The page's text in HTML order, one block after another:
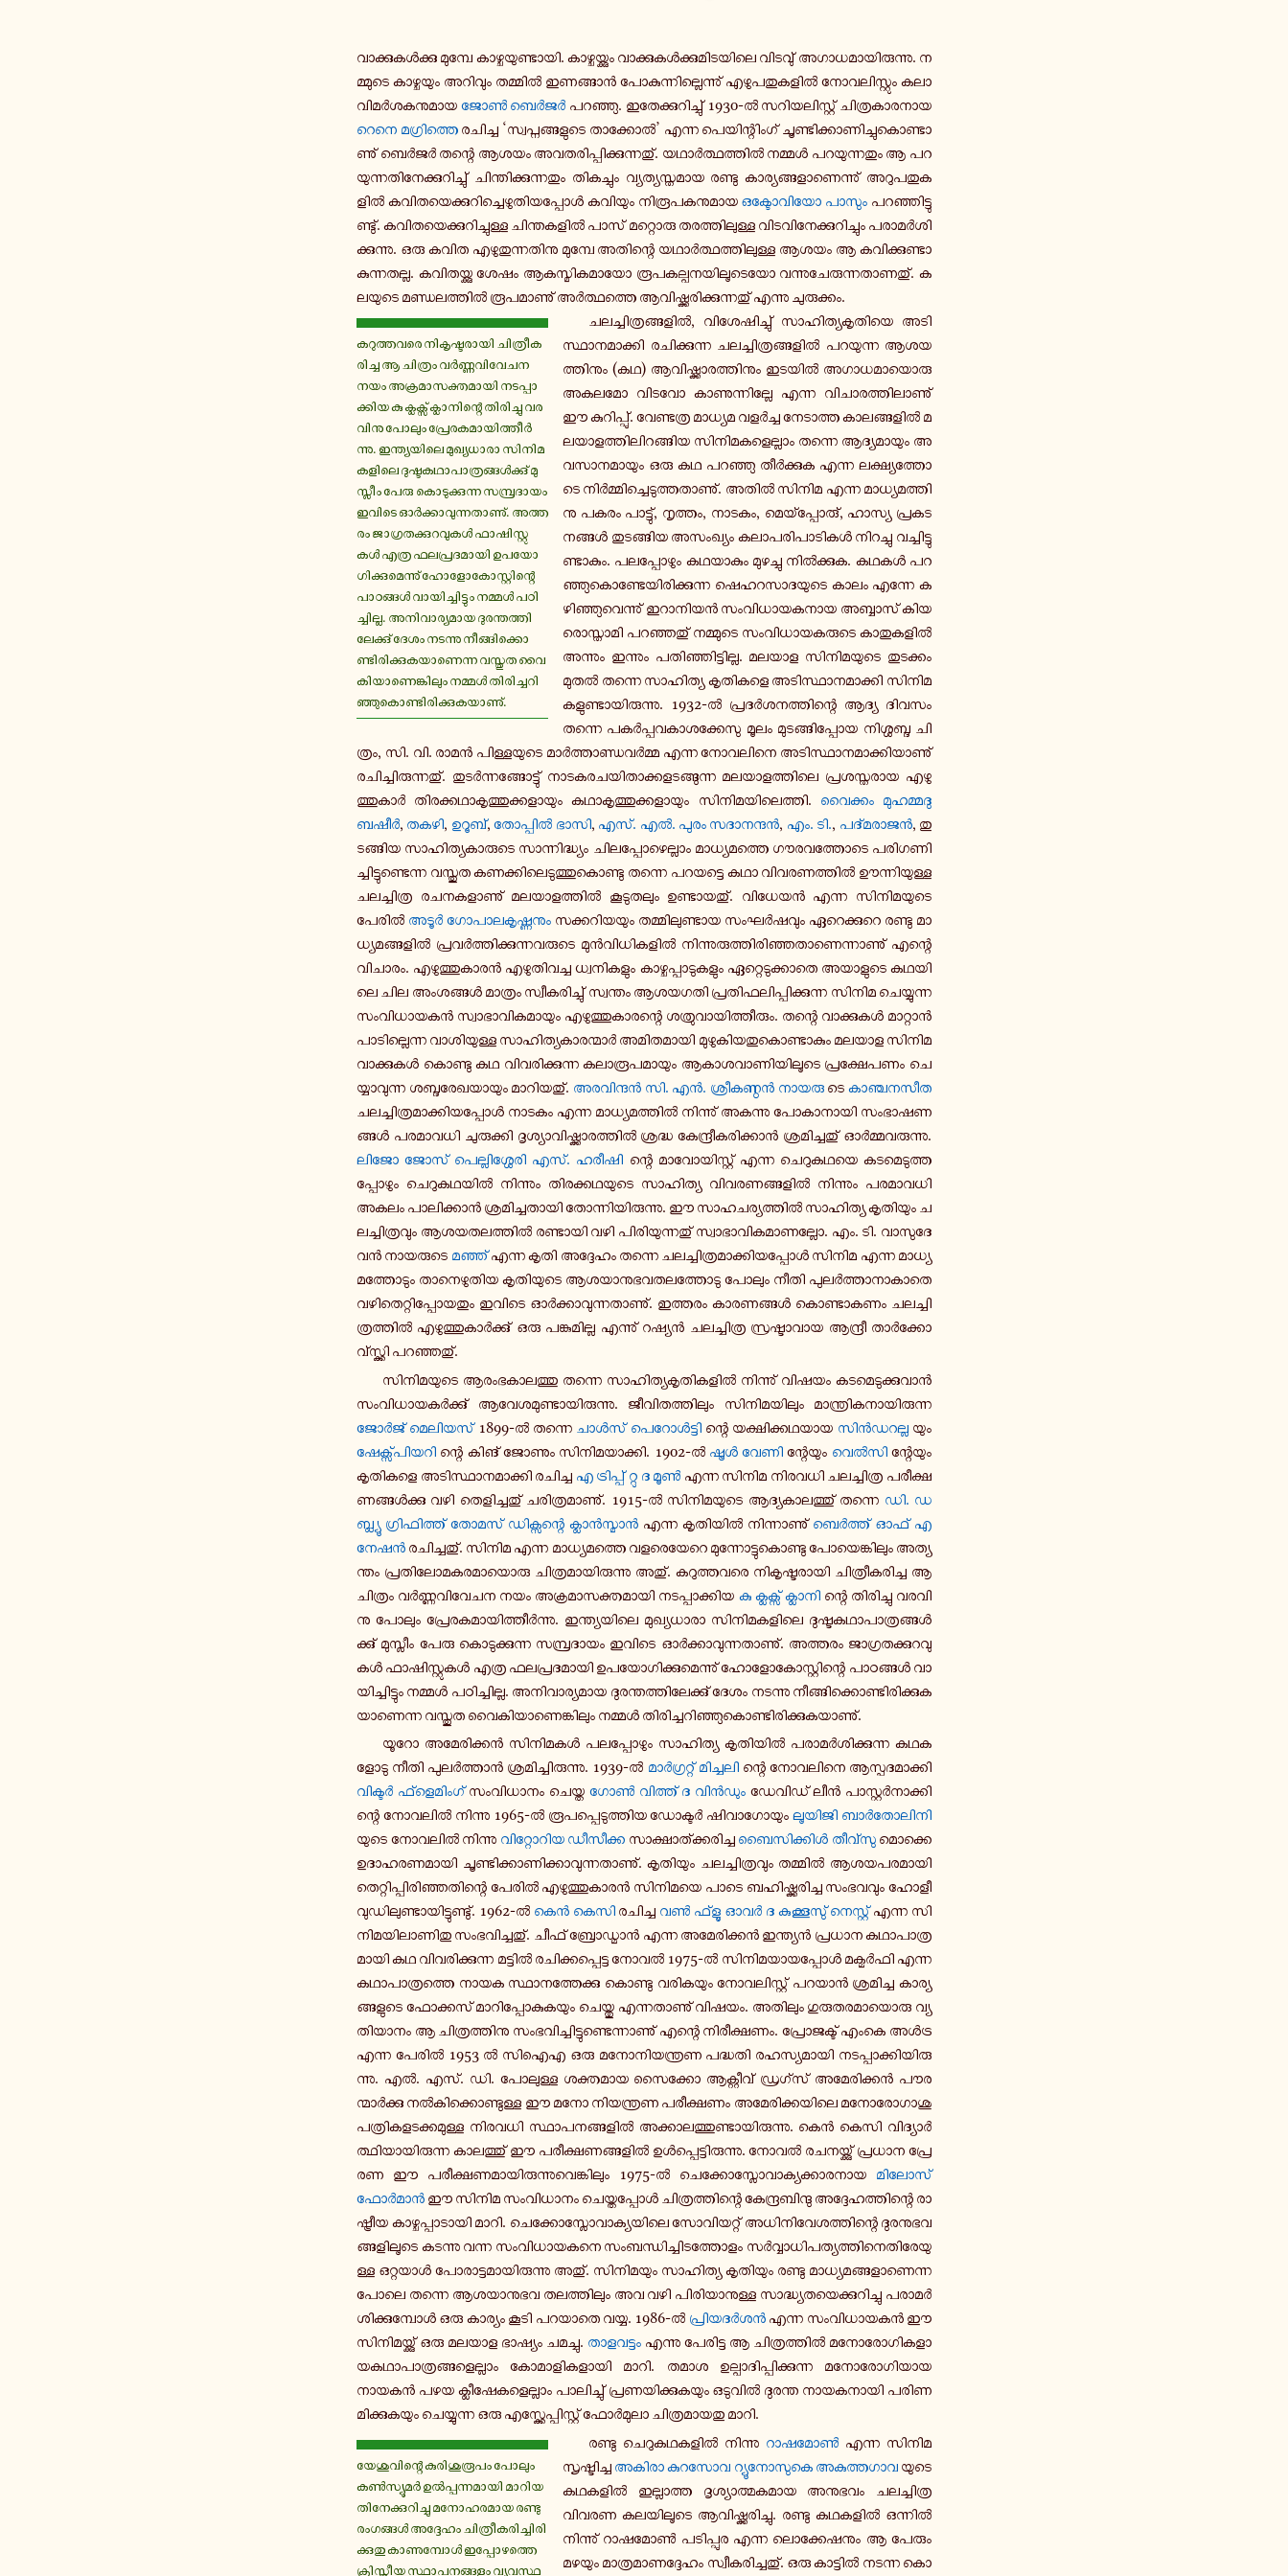
വാ­ക്കു­കൾ­ക്കു മു­മ്പേ കാ­ഴ്ച­യു­ണ്ടാ­യി. കാ­ഴ്ച­യ്ക്കും വാ­ക്കു­കൾ­ക്കു­മി­ട­യി­ലെ വി­ട­വു് അ­ഗാ­ധ­മാ­യി­രു­ന്നു. ന­
മ്മു­ടെ കാ­ഴ്ച­യും അ­റി­വും ത­മ്മിൽ ഇ­ണ­ങ്ങാൻ പോ­കു­ന്നി­ല്ലെ­ന്നു് എ­ഴു­പ­തു­ക­ളിൽ നോ­വ­ലി­സ്റ്റും ക­ലാ­
വി­മർ­ശ­ക­നു­മാ­യ ജോൺ ബെർജർ പ­റ­ഞ്ഞു. ഇ­തേ­ക്കു­റി­ച്ചു് 1930-ൽ സ­റി­യ­ലി­സ്റ്റ് ചി­ത്ര­കാ­ര­നാ­യ
റെനെ മ­ഗ്രി­ത്തെര­ചി­ച്ച ‘സ്വ­പ്ന­ങ്ങ­ളു­ടെ താ­ക്കോൽ’ എന്ന പെ­യി­ന്റിം­ഗ് ചൂ­ണ്ടി­ക്കാ­ണി­ച്ചു­കൊ­ണ്ടാ­
ണു് ബെർജർ തന്റെ ആശയം അ­വ­ത­രി­പ്പി­ക്കു­ന്ന­തു്. യ­ഥാർ­ത്ഥ­ത്തിൽ നമ്മൾ പ­റ­യു­ന്ന­തും ആ പ­റ­
യു­ന്ന­തി­നേ­ക്കു­റി­ച്ചു് ചി­ന്തി­ക്കു­ന്ന­തും തി­ക­ച്ചും വ്യ­ത്യ­സ്ത­മാ­യ രണ്ടു കാ­ര്യ­ങ്ങ­ളാ­ണെ­ന്നു് അ­റു­പ­തു­ക­
ളിൽ ക­വി­ത­യെ­ക്കു­റി­ച്ചെ­ഴു­തി­യ­പ്പോൾ ക­വി­യും നി­രൂ­പ­ക­നു­മാ­യ ഒ­ക്ടോ­വി­യോ പാസും പ­റ­ഞ്ഞി­ട്ടു­
ണ്ടു്. ക­വി­ത­യെ­ക്കു­റി­ച്ചു­ള്ള ചി­ന്ത­ക­ളിൽ പാസ് മ­റ്റൊ­രു ത­ര­ത്തി­ലു­ള്ള വി­ട­വി­നേ­ക്കു­റി­ച്ചും പ­രാ­മർ­ശി­
ക്കു­ന്നു. ഒരു കവിത എ­ഴു­തു­ന്ന­തി­നു മു­മ്പേ അ­തി­ന്റെ യ­ഥാർ­ത്ഥ­ത്തി­ലു­ള്ള ആശയം ആ ക­വി­ക്കു­ണ്ടാ­
കു­ന്ന­ത­ല്ല. ക­വി­ത­യ്ക്കു ശേഷം ആ­ക­സ്മി­ക­മാ­യോ രൂ­പ­ക­ല്പ­ന­യി­ലൂ­ടെ­യോ വ­ന്നു­ചേ­രു­ന്ന­താ­ണ­തു്. ക­
ല­യു­ടെ മ­ണ്ഡ­ല­ത്തിൽ രൂ­പ­മാ­ണു് അർ­ത്ഥ­ത്തെ ആ­വി­ഷ്ക്ക­രി­ക്കു­ന്ന­തു് എന്നു ചു­രു­ക്കം.
ക­റു­ത്ത­വ­രെ നി­കൃ­ഷ്ട­രാ­യി ചി­ത്രീ­ക­
രി­ച്ച ആ ചി­ത്രം വർ­ണ്ണ­വി­വേ­ച­ന
നയം അ­ക്ര­മാ­സ­ക്ത­മാ­യി ന­ട­പ്പാ­
ക്കി­യ കു ക്ല­ക്സ് ക്ലാ­നി­ന്റെ തി­രി­ച്ചു വ­ര­
വി­നു പോലും പ്രേ­ര­ക­മാ­യി­ത്തീർ­
ന്നു. ഇ­ന്ത്യ­യി­ലെ മു­ഖ്യ­ധാ­രാ സി­നി­മ­
ക­ളി­ലെ ദു­ഷ്ട­ക­ഥാ­പാ­ത്ര­ങ്ങൾ­ക്കു് മു­
സ്ലീം പേരു കൊ­ടു­ക്കു­ന്ന സ­മ്പ്ര­ദാ­യം
ഇവിടെ ഓർ­ക്കാ­വു­ന്ന­താ­ണു്. അ­ത്ത­
രം ജാ­ഗ്ര­ത­ക്കു­റ­വു­കൾ ഫാ­ഷി­സ്റ്റു­
കൾ എത്ര ഫ­ല­പ്ര­ദ­മാ­യി ഉ­പ­യോ­
ഗി­ക്കു­മെ­ന്നു് ഹോ­ളോ­കോ­സ്റ്റി­ന്റെ
പാ­ഠ­ങ്ങൾ വാ­യി­ച്ചി­ട്ടും നമ്മൾ പ­ഠി­
ച്ചി­ല്ല. അ­നി­വാ­ര്യ­മാ­യ ദു­ര­ന്ത­ത്തി­
ലേ­ക്കു് ദേശം ന­ട­ന്നു നീ­ങ്ങി­ക്കൊ­
ണ്ടി­രി­ക്കു­ക­യാ­ണെ­ന്ന വ­സ്തു­ത വൈ­
കി­യാ­ണെ­ങ്കി­ലും നമ്മൾ തി­രി­ച്ച­റി­
ഞ്ഞു­കൊ­ണ്ടി­രി­ക്കു­ക­യാ­ണു്.
ച­ല­ച്ചി­ത്ര­ങ്ങ­ളിൽ, വി­ശേ­ഷി­ച്ചു് സാ­ഹി­ത്യ­കൃ­തി­യെ അ­ടി­
സ്ഥാ­ന­മാ­ക്കി ര­ചി­ക്കു­ന്ന ച­ല­ച്ചി­ത്ര­ങ്ങ­ളിൽ പ­റ­യു­ന്ന ആ­ശ­യ­
ത്തി­നും (കഥ) ആ­വി­ഷ്ക്കാ­ര­ത്തി­നും ഇടയിൽ അ­ഗാ­ധ­മാ­യൊ­രു
അകലമോ വിടവോ കാ­ണു­ന്നി­ല്ലേ എന്ന വി­ചാ­ര­ത്തി­ലാ­ണു്
ഈ കു­റി­പ്പു്. വേ­ണ്ട­ത്ര മാ­ധ്യ­മ വ­ളർ­ച്ച നേ­ടാ­ത്ത കാ­ല­ങ്ങ­ളിൽ മ­
ല­യാ­ള­ത്തി­ലി­റ­ങ്ങി­യ സി­നി­മ­ക­ളെ­ല്ലാം തന്നെ ആ­ദ്യ­മാ­യും അ­
വ­സാ­ന­മാ­യും ഒരു കഥ പ­റ­ഞ്ഞു തീർ­ക്കു­ക എന്ന ല­ക്ഷ്യ­ത്തോ­
ടെ നിർ­മ്മി­ച്ചെ­ടു­ത്ത­താ­ണു്. അതിൽ സിനിമ എന്ന മാ­ധ്യ­മ­ത്തി­
നു പകരം പാ­ട്ടു്, നൃ­ത്തം, നാടകം, മെ­യ്പ്പോ­രു്, ഹാസ്യ പ്ര­ക­ട­
ന­ങ്ങൾ തു­ട­ങ്ങി­യ അ­സം­ഖ്യം ക­ലാ­പ­രി­പാ­ടി­കൾ നി­റ­ച്ചു വ­ച്ചി­ട്ടു­
ണ്ടാ­കും. പ­ല­പ്പോ­ഴും ക­ഥ­യാ­കും മു­ഴ­ച്ചു നിൽ­ക്കു­ക. കഥകൾ പ­റ­
ഞ്ഞു­കൊ­ണ്ടേ­യി­രി­ക്കു­ന്ന ഷെ­ഹ­റ­സാ­ദ­യു­ടെ കാലം എന്നേ ക­
ഴി­ഞ്ഞു­വെ­ന്നു് ഇ­റാ­നി­യൻ സം­വി­ധാ­യ­ക­നാ­യ അ­ബ്ബാ­സ് കി­യ­
രൊ­സ്താ­മി പ­റ­ഞ്ഞ­തു് ന­മ്മു­ടെ സം­വി­ധാ­യ­ക­രു­ടെ കാ­തു­ക­ളിൽ
അ­ന്നും ഇ­ന്നും പ­തി­ഞ്ഞി­ട്ടി­ല്ല. മലയാള സി­നി­മ­യു­ടെ തു­ട­ക്കം
മുതൽ തന്നെ സാ­ഹി­ത്യ കൃ­തി­ക­ളെ അ­ടി­സ്ഥാ­ന­മാ­ക്കി സി­നി­മ­
ക­ളു­ണ്ടാ­യി­രു­ന്നു. 1932-ൽ പ്ര­ദർ­ശ­ന­ത്തി­ന്റെ ആദ്യ ദിവസം
തന്നെ പ­കർ­പ്പ­വ­കാ­ശ­ക്കേ­സു മൂലം മു­ട­ങ്ങി­പ്പോ­യ നി­ശ്ശ­ബ്ദ ചി­
ത്രം, സി. വി. രാമൻ പി­ള്ള­യു­ടെ മാർ­ത്താ­ണ്ഡ­വർ­മ്മ എന്ന നോ­വ­ലി­നെ അ­ടി­സ്ഥാ­ന­മാ­ക്കി­യാ­ണു്
ര­ചി­ച്ചി­രു­ന്ന­തു്. തു­ടർ­ന്ന­ങ്ങോ­ട്ടു് നാ­ട­ക­ര­ച­യി­താ­ക്ക­ള­ട­ങ്ങു­ന്ന മ­ല­യാ­ള­ത്തി­ലെ പ്ര­ശ­സ്ത­രാ­യ എ­ഴു­
ത്തു­കാർ തി­ര­ക്ക­ഥാ­കൃ­ത്തു­ക്ക­ളാ­യും ക­ഥാ­കൃ­ത്തു­ക്ക­ളാ­യും സി­നി­മ­യി­ലെ­ത്തി. വൈ­ക്കം മു­ഹ­മ്മ­ദു
ബഷീർ, തകഴി, ഉറൂബ്,തോ­പ്പിൽ ഭാസി, എസ്. എൽ. പുരം സ­ദാ­ന­ന്ദൻ, എം. ടി., പ­ദ്മ­രാ­ജൻ, തു­
ട­ങ്ങി­യ സാ­ഹി­ത്യ­കാ­രു­ടെ സാ­ന്നി­ദ്ധ്യം ചി­ല­പ്പോ­ഴെ­ല്ലാം മാ­ധ്യ­മ­ത്തെ ഗൗ­ര­വ­ത്തോ­ടെ പ­രി­ഗ­ണി­
ച്ചി­ട്ടു­ണ്ടെ­ന്ന വ­സ്തു­ത ക­ണ­ക്കി­ലെ­ടു­ത്തു­കൊ­ണ്ടു തന്നെ പ­റ­യ­ട്ടെ കഥാ വി­വ­ര­ണ­ത്തിൽ ഊ­ന്നി­യു­ള്ള
ച­ല­ച്ചി­ത്ര ര­ച­ന­ക­ളാ­ണു് മ­ല­യാ­ള­ത്തിൽ കൂ­ടു­ത­ലും ഉ­ണ്ടാ­യ­തു്. വി­ധേ­യൻ എന്ന സി­നി­മ­യു­ടെ
പേരിൽ അടൂർ ഗോ­പാ­ല­കൃ­ഷ്ണ­നും സ­ക്ക­റി­യ­യും ത­മ്മി­ലു­ണ്ടാ­യ സം­ഘർ­ഷ­വും ഏ­റെ­ക്കു­റെ രണ്ടു മാ­
ധ്യ­മ­ങ്ങ­ളിൽ പ്ര­വർ­ത്തി­ക്കു­ന്ന­വ­രു­ടെ മുൻ­വി­ധി­ക­ളിൽ നി­ന്നു­രു­ത്തി­രി­ഞ്ഞ­താ­ണെ­ന്നാ­ണു് എന്റെ
വി­ചാ­രം. എ­ഴു­ത്തു­കാ­രൻ എ­ഴു­തി­വ­ച്ച ധ്വ­നി­ക­ളും കാ­ഴ്ച­പ്പാ­ടു­ക­ളും ഏ­റ്റെ­ടു­ക്കാ­തെ അ­യാ­ളു­ടെ ക­ഥ­യി­
ലെ ചില അം­ശ­ങ്ങൾ മാ­ത്രം സ്വീ­ക­രി­ച്ചു് സ്വ­ന്തം ആ­ശ­യ­ഗ­തി പ്ര­തി­ഫ­ലി­പ്പി­ക്കു­ന്ന സിനിമ ചെ­യ്യു­ന്ന
സം­വി­ധാ­യ­കൻ സ്വാ­ഭാ­വി­ക­മാ­യും എ­ഴു­ത്തു­കാ­ര­ന്റെ ശ­ത്രു­വാ­യി­ത്തീ­രും. തന്റെ വാ­ക്കു­കൾ മാ­റ്റാൻ
പാ­ടി­ല്ലെ­ന്ന വാ­ശി­യു­ള്ള സാ­ഹി­ത്യ­കാ­ര­ന്മാർ അ­മി­ത­മാ­യി മു­ഴു­കി­യ­തു­കൊ­ണ്ടാ­കും മലയാള സിനിമ
വാ­ക്കു­കൾ കൊ­ണ്ടു കഥ വി­വ­രി­ക്കു­ന്ന ക­ലാ­രൂ­പ­മാ­യും ആ­കാ­ശ­വാ­ണി­യി­ലൂ­ടെ പ്ര­ക്ഷേ­പ­ണം ചെ­
യ്യാ­വു­ന്ന ശ­ബ്ദ­രേ­ഖ­യാ­യും മാ­റി­യ­തു്. അ­ര­വി­ന്ദൻ സി. എൻ. ശ്രീ­ക­ണ്ഠൻ നായരുടെകാ­ഞ്ച­ന­സീ­ത
ച­ല­ച്ചി­ത്ര­മാ­ക്കി­യ­പ്പോൾ നാടകം എന്ന മാ­ധ്യ­മ­ത്തിൽ നി­ന്നു് അ­ക­ന്നു പോ­കാ­നാ­യി സം­ഭാ­ഷ­ണ­
ങ്ങൾ പ­ര­മാ­വ­ധി ചു­രു­ക്കി ദൃ­ശ്യാ­വി­ഷ്ക്കാ­ര­ത്തിൽ ശ്ര­ദ്ധ കേ­ന്ദ്രീ­ക­രി­ക്കാൻ ശ്ര­മി­ച്ച­തു് ഓർ­മ്മ­വ­രു­ന്നു.
ലിജോ ജോസ് പെ­ല്ലി­ശ്ശേ­രി എസ്. ഹരീഷി ന്റെ മാ­വോ­യി­സ്റ്റ് എന്ന ചെ­റു­ക­ഥ­യെ ക­ട­മെ­ടു­ത്ത­
പ്പോ­ഴും ചെ­റു­ക­ഥ­യിൽ നി­ന്നും തി­ര­ക്ക­ഥ­യു­ടെ സാ­ഹി­ത്യ വി­വ­ര­ണ­ങ്ങ­ളിൽ നി­ന്നും പ­ര­മാ­വ­ധി
അകലം പാ­ലി­ക്കാൻ ശ്ര­മി­ച്ച­താ­യി തോ­ന്നി­യി­രു­ന്നു. ഈ സാ­ഹ­ച­ര്യ­ത്തിൽ സാ­ഹി­ത്യ കൃ­തി­യും ച­
ല­ച്ചി­ത്ര­വും ആ­ശ­യ­ത­ല­ത്തിൽ ര­ണ്ടാ­യി വഴി പി­രി­യു­ന്ന­തു് സ്വാ­ഭാ­വി­ക­മാ­ണ­ല്ലോ. എം. ടി. വാ­സു­ദേ­
വൻ നാ­യ­രു­ടെ മഞ്ഞ്എന്ന കൃതി അ­ദ്ദേ­ഹം തന്നെ ച­ല­ച്ചി­ത്ര­മാ­ക്കി­യ­പ്പോൾ സിനിമ എന്ന മാ­ധ്യ­
മ­ത്തോ­ടും താ­നെ­ഴു­തി­യ കൃ­തി­യു­ടെ ആ­ശ­യാ­നു­ഭ­വ­ത­ല­ത്തോ­ടു പോലും നീതി പു­ലർ­ത്താ­നാ­കാ­തെ
വ­ഴി­തെ­റ്റി­പ്പോ­യ­തും ഇവിടെ ഓർ­ക്കാ­വു­ന്ന­താ­ണു്. ഇ­ത്ത­രം കാ­ര­ണ­ങ്ങൾ കൊ­ണ്ടാ­ക­ണം ച­ല­ച്ചി­
ത്ര­ത്തിൽ എ­ഴു­ത്തു­കാർ­ക്കു് ഒരു പ­ങ്കു­മി­ല്ല എ­ന്നു് റഷ്യൻ ച­ല­ച്ചി­ത്ര സ്ര­ഷ്ടാ­വാ­യ ആ­ന്ദ്രീ താർ­ക്കോ­
വ്സ്ക്കി പ­റ­ഞ്ഞ­തു്.
സി­നി­മ­യു­ടെ ആ­രം­ഭ­കാ­ല­ത്തു തന്നെ സാ­ഹി­ത്യ­കൃ­തി­ക­ളിൽ നി­ന്നു് വിഷയം ക­ട­മെ­ടു­ക്കു­വാൻ
സം­വി­ധാ­യ­കർ­ക്കു് ആ­വേ­ശ­മു­ണ്ടാ­യി­രു­ന്നു. ജീ­വി­ത­ത്തി­ലും സി­നി­മ­യി­ലും മാ­ന്ത്രി­ക­നാ­യി­രു­ന്ന
ജോർജ് മെ­ലി­യ­സ്1899-ൽ തന്നെ ചാൾസ് പെ­റോൾ­ട്ടിന്റെ യ­ക്ഷി­ക്ക­ഥ­യാ­യ സിൻ­ഡ­റ­ല്ലയും
ഷേ­ക്സ്പി­യ­റി ന്റെ കിങ് ജോണും സി­നി­മ­യാ­ക്കി. 1902-ൽ ഷൂൾ വേണി ന്റേ­യും വെൽസിന്റേ­യും
കൃ­തി­ക­ളെ അ­ടി­സ്ഥാ­ന­മാ­ക്കി ര­ചി­ച്ച എ ട്രി­പ്പ് റ്റു ദ മൂൺ എന്ന സിനിമ നി­ര­വ­ധി ച­ല­ച്ചി­ത്ര പ­രീ­ക്ഷ­
ണ­ങ്ങൾ­ക്കു വഴി തെ­ളി­ച്ച­തു് ച­രി­ത്ര­മാ­ണു്. 1915-ൽ സി­നി­മ­യു­ടെ ആ­ദ്യ­കാ­ല­ത്തു് തന്നെ ഡി. ഡ­
ബ്ല്യൂ ഗ്രി­ഫി­ത്ത് തോമസ് ഡി­ക്സ­ന്റെ ക്ലാൻ­സ്മാൻ എന്ന കൃ­തി­യിൽ നി­ന്നാ­ണു് ബെർ­ത്ത് ഓഫ് എ
നേഷൻ ര­ചി­ച്ച­തു്. സിനിമ എന്ന മാ­ധ്യ­മ­ത്തെ വ­ള­രെ­യേ­റെ മു­ന്നോ­ട്ടു­കൊ­ണ്ടു പോ­യെ­ങ്കി­ലും അ­ത്യ­
ന്തം പ്ര­തി­ലോ­മ­ക­ര­മാ­യൊ­രു ചി­ത്ര­മാ­യി­രു­ന്നു അതു്. ക­റു­ത്ത­വ­രെ നി­കൃ­ഷ്ട­രാ­യി ചി­ത്രീ­ക­രി­ച്ച ആ
ചി­ത്രം വർ­ണ്ണ­വി­വേ­ച­ന നയം അ­ക്ര­മാ­സ­ക്ത­മാ­യി ന­ട­പ്പാ­ക്കി­യ കു ക്ല­ക്സ് ക്ലാ­നിന്റെ തി­രി­ച്ചു വ­ര­വി­
നു പോലും പ്രേ­ര­ക­മാ­യി­ത്തീർ­ന്നു. ഇ­ന്ത്യ­യി­ലെ മു­ഖ്യ­ധാ­രാ സി­നി­മ­ക­ളി­ലെ ദു­ഷ്ട­ക­ഥാ­പാ­ത്ര­ങ്ങൾ­
ക്കു് മു­സ്ലീം പേരു കൊ­ടു­ക്കു­ന്ന സ­മ്പ്ര­ദാ­യം ഇവിടെ ഓർ­ക്കാ­വു­ന്ന­താ­ണു്. അ­ത്ത­രം ജാ­ഗ്ര­ത­ക്കു­റ­വു­
കൾ ഫാ­ഷി­സ്റ്റു­കൾ എത്ര ഫ­ല­പ്ര­ദ­മാ­യി ഉ­പ­യോ­ഗി­ക്കു­മെ­ന്നു് ഹോ­ളോ­കോ­സ്റ്റി­ന്റെ പാ­ഠ­ങ്ങൾ വാ­
യി­ച്ചി­ട്ടും നമ്മൾ പ­ഠി­ച്ചി­ല്ല. അ­നി­വാ­ര്യ­മാ­യ ദു­ര­ന്ത­ത്തി­ലേ­ക്കു് ദേശം ന­ട­ന്നു നീ­ങ്ങി­ക്കൊ­ണ്ടി­രി­ക്കു­ക­
യാ­ണെ­ന്ന വ­സ്തു­ത വൈ­കി­യാ­ണെ­ങ്കി­ലും നമ്മൾ തി­രി­ച്ച­റി­ഞ്ഞു­കൊ­ണ്ടി­രി­ക്കു­ക­യാ­ണു്.
യൂറോ അ­മേ­രി­ക്കൻ സി­നി­മ­കൾ പ­ല­പ്പോ­ഴും സാ­ഹി­ത്യ കൃ­തി­യിൽ പ­രാ­മർ­ശി­ക്കു­ന്ന ക­ഥ­ക­
ളോ­ടു നീതി പു­ലർ­ത്താൻ ശ്ര­മി­ച്ചി­രു­ന്നു. 1939-ൽ മാർ­ഗ്ര­റ്റ് മി­ച്ച­ലിന്റെ നോ­വ­ലി­നെ ആ­സ്പ­ദ­മാ­ക്കി
വി­ക്ടർ ഫ്ളെ­മിം­ഗ്സം­വി­ധാ­നം ചെയ്ത ഗോൺ വി­ത്ത് ദ വിൻ­ഡുംഡേ­വി­ഡ് ലീൻ പാ­സ്റ്റർ­നാ­ക്കി­
ന്റെ നോ­വ­ലിൽ നി­ന്നു 1965-ൽ രൂ­പ­പ്പെ­ടു­ത്തി­യ ഡോ­ക്ടർ ഷി­വാ­ഗോ­യുംലൂ­യി­ജി ബാർ­തോ­ലി­നി
യുടെ നോ­വ­ലിൽ നി­ന്നു വി­റ്റോ­റി­യ ഡീ­സീ­ക്ക സാ­ക്ഷാ­ത്ക്ക­രി­ച്ച ബൈ­സി­ക്കിൾ തീ­വ്സുമൊ­ക്കെ
ഉ­ദാ­ഹ­ര­ണ­മാ­യി ചൂ­ണ്ടി­ക്കാ­ണി­ക്കാ­വു­ന്ന­താ­ണു്. കൃ­തി­യും ച­ല­ച്ചി­ത്ര­വും ത­മ്മിൽ ആ­ശ­യ­പ­ര­മാ­യി
തെ­റ്റി­പ്പി­രി­ഞ്ഞ­തി­ന്റെ പേരിൽ എ­ഴു­ത്തു­കാ­രൻ സി­നി­മ­യെ പാടെ ബ­ഹി­ഷ്ക്ക­രി­ച്ച സം­ഭ­വ­വും ഹോ­ളീ­
വു­ഡി­ലു­ണ്ടാ­യി­ട്ടു­ണ്ടു്. 1962-ൽ കെൻ കെസിര­ചി­ച്ച വൺ ഫ്ളൂ ഓവർ ദ കു­ക്കൂ­സു് നെ­സ്റ്റ്എന്ന സി­
നി­മ­യി­ലാ­ണി­തു സം­ഭ­വി­ച്ച­തു്. ചീഫ് ബ്രോ­ഡ്മാൻ എന്ന അ­മേ­രി­ക്കൻ ഇ­ന്ത്യൻ പ്ര­ധാ­ന ക­ഥാ­പാ­ത്ര­
മാ­യി കഥ വി­വ­രി­ക്കു­ന്ന മ­ട്ടിൽ ര­ചി­ക്ക­പ്പെ­ട്ട നോവൽ 1975-ൽ സി­നി­മ­യാ­യ­പ്പോൾ മ­ക്മർ­ഫി എന്ന
ക­ഥാ­പാ­ത്ര­ത്തെ നായക സ്ഥാ­ന­ത്തേ­ക്കു കൊ­ണ്ടു വ­രി­ക­യും നോ­വ­ലി­സ്റ്റ് പറയാൻ ശ്ര­മി­ച്ച കാ­ര്യ­
ങ്ങ­ളു­ടെ ഫോ­ക്ക­സ് മാ­റി­പ്പോ­കു­ക­യും ചെ­യ്തു എ­ന്ന­താ­ണു് വിഷയം. അ­തി­ലും ഗു­രു­ത­ര­മാ­യൊ­രു വ്യ­
തി­യാ­നം ആ ചി­ത്ര­ത്തി­നു സം­ഭ­വി­ച്ചി­ട്ടു­ണ്ടെ­ന്നാ­ണു് എന്റെ നി­രീ­ക്ഷ­ണം. പ്രോ­ജ­ക്ട് എംകെ അൾട്ര
എന്ന പേരിൽ 1953 ൽ സിഐഎ ഒരു മ­നോ­നി­യ­ന്ത്ര­ണ പ­ദ്ധ­തി ര­ഹ­സ്യ­മാ­യി ന­ട­പ്പാ­ക്കി­യി­രു­
ന്നു. എൽ. എസ്. ഡി. പോ­ലു­ള്ള ശ­ക്ത­മാ­യ സൈ­ക്കോ ആ­ക്റ്റീ­വ് ഡ്ര­ഗ്സ് അ­മേ­രി­ക്കൻ പൗ­ര­
ന്മാർ­ക്കു നൽ­കി­ക്കൊ­ണ്ടു­ള്ള ഈ മനോ നി­യ­ന്ത്ര­ണ പ­രീ­ക്ഷ­ണം അ­മേ­രി­ക്ക­യി­ലെ മ­നോ­രോ­ഗാ­ശു­
പ­ത്രി­ക­ള­ട­ക്ക­മു­ള്ള നി­ര­വ­ധി സ്ഥാ­പ­ന­ങ്ങ­ളിൽ അ­ക്കാ­ല­ത്തു­ണ്ടാ­യി­രു­ന്നു. കെൻ കെസി വി­ദ്യാർ­
ത്ഥി­യാ­യി­രു­ന്ന കാ­ല­ത്തു് ഈ പ­രീ­ക്ഷ­ണ­ങ്ങ­ളിൽ ഉൾ­പ്പെ­ട്ടി­രു­ന്നു. നോവൽ ര­ച­ന­യ്ക്കു് പ്ര­ധാ­ന പ്രേ­
ര­ണ ഈ പ­രീ­ക്ഷ­ണ­മാ­യി­രു­ന്നു­വെ­ങ്കി­ലും 1975-ൽ ചെ­ക്കോ­സ്ലോ­വാ­ക്യ­ക്കാ­ര­നാ­യ മി­ലോ­സ്
ഫോർ­മാൻ ഈ സിനിമ സം­വി­ധാ­നം ചെ­യ്ത­പ്പോൾ ചി­ത്ര­ത്തി­ന്റെ കേ­ന്ദ്ര­ബി­ന്ദു അ­ദ്ദേ­ഹ­ത്തി­ന്റെ രാ­
ഷ്ട്രീ­യ കാ­ഴ്ച­പ്പാ­ടാ­യി മാറി. ചെ­ക്കോ­സ്ലോ­വാ­ക്യ­യി­ലെ സോ­വി­യ­റ്റ് അ­ധി­നി­വേ­ശ­ത്തി­ന്റെ ദു­ര­നു­ഭ­വ­
ങ്ങ­ളി­ലൂ­ടെ ക­ട­ന്നു വന്ന സം­വി­ധാ­യ­ക­നെ സം­ബ­ന്ധി­ച്ചി­ട­ത്തോ­ളം സർ­വ്വാ­ധി­പ­ത്യ­ത്തി­നെ­തി­രേ­യു­
ള്ള ഒ­റ്റ­യാൾ പോ­രാ­ട്ട­മാ­യി­രു­ന്നു അതു്. സി­നി­മ­യും സാ­ഹി­ത്യ കൃ­തി­യും രണ്ടു മാ­ധ്യ­മ­ങ്ങ­ളാ­ണെ­ന്ന
പോലെ തന്നെ ആ­ശ­യാ­നു­ഭ­വ ത­ല­ത്തി­ലും അവ വഴി പി­രി­യാ­നു­ള്ള സാ­ദ്ധ്യ­ത­യെ­ക്കു­റി­ച്ചു പ­രാ­മർ­
ശി­ക്കു­മ്പോൾ ഒരു കാ­ര്യം കൂടി പ­റ­യാ­തെ വയ്യ. 1986-ൽ പ്രി­യ­ദർ­ശൻഎന്ന സം­വി­ധാ­യ­കൻ ഈ
സി­നി­മ­യ്ക്കു് ഒരു മലയാള ഭാ­ഷ്യം ച­മ­ച്ചു. താ­ള­വ­ട്ടം എന്നു പേ­രി­ട്ട ആ ചി­ത്ര­ത്തിൽ മ­നോ­രോ­ഗി­ക­ളാ­
യ­ക­ഥാ­പാ­ത്ര­ങ്ങ­ളെ­ല്ലാം കോ­മാ­ളി­ക­ളാ­യി മാറി. തമാശ ഉ­ല്പാ­ദി­പ്പി­ക്കു­ന്ന മ­നോ­രോ­ഗി­യാ­യ
നായകൻ പഴയ ക്ലീ­ഷേ­ക­ളെ­ല്ലാം പാ­ലി­ച്ചു് പ്ര­ണ­യി­ക്കു­ക­യും ഒ­ടു­വിൽ ദു­ര­ന്ത നാ­യ­ക­നാ­യി പ­രി­ണ­
മി­ക്കു­ക­യും ചെ­യ്യു­ന്ന ഒരു എ­സ്ക്കേ­പ്പി­സ്റ്റ് ഫോർ­മു­ലാ ചി­ത്ര­മാ­യ­തു മാറി.
യേ­ശു­വി­ന്റെ കു­രി­ശു­രൂ­പം പോലും
കൺ­സ്യൂ­മർ ഉൽ­പ്പ­ന്ന­മാ­യി മാ­റി­യ­
തി­നേ­ക്കു­റി­ച്ചു മ­നോ­ഹ­ര­മാ­യ രണ്ടു
രം­ഗ­ങ്ങൾ അ­ദ്ദേ­ഹം ചി­ത്രീ­ക­രി­ച്ചി­രി­
ക്കു­തു കാ­ണു­മ്പോൾ ഇ­പ്പോ­ഴ­ത്തെ
ക്രി­സ്തീ­യ സ്ഥാ­പ­ന­ങ്ങ­ളും വ്യ­വ­സ്ഥ­
രണ്ടു ചെ­റു­ക­ഥ­ക­ളിൽ നി­ന്നു റാ­ഷ­മോൺ എന്ന സിനിമ
സൃ­ഷ്ടി­ച്ച അകിരാ കു­റ­സോ­വ റ്യൂ­നോ­സു­കെ അ­കു­ത്ത­ഗാ­വയുടെ
ക­ഥ­ക­ളിൽ ഇ­ല്ലാ­ത്ത ദൃ­ശ്യാ­ത്മ­ക­മാ­യ അ­നു­ഭ­വം ച­ല­ച്ചി­ത്ര
വിവരണ ക­ല­യി­ലൂ­ടെ ആ­വി­ഷ്ക്ക­രി­ച്ചു. രണ്ടു ക­ഥ­ക­ളിൽ ഒ­ന്നിൽ
നി­ന്നു് റാ­ഷ­മോൺ പ­ടി­പ്പു­ര എന്ന ലൊ­ക്കേ­ഷ­നും ആ പേരും
മഴയും മാ­ത്ര­മാ­ണ­ദ്ദേ­ഹം സ്വീ­ക­രി­ച്ച­തു്. ഒരു കാ­ട്ടിൽ നടന്ന കൊ­